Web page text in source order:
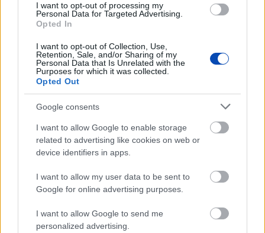
I want to opt-out of processing my
Personal Data for Targeted Advertising.
Opted In
I want to opt-out of Collection, Use,
Retention, Sale, and/or Sharing of my
Personal Data that Is Unrelated with the
Purposes for which it was collected.
Opted Out
Google consents
I want to allow Google to enable storage
related to advertising like cookies on web or
device identifiers in apps.
I want to allow my user data to be sent to
Google for online advertising purposes.
I want to allow Google to send me
personalized advertising.
elkaphatók (VIDEÓ+GALÉRIA)
Baleset az alagútban, szerencsére csak
gyakorlat volt (VDEÓ, GALÉRIA)